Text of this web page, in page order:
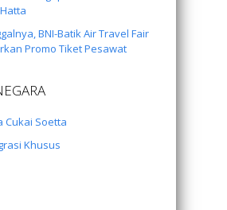
BNI-Batik Air Travel Fair
Promo Tiket Pesawat
Cukai Soetta
Khusus